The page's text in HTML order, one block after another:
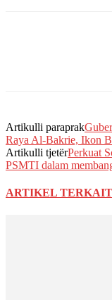
Artikulli paraprak
Raya Al-Bakrie, Ikon
Artikulli tjetërPerkuat
PSMTI dalam
ARTIKEL TERKAIT